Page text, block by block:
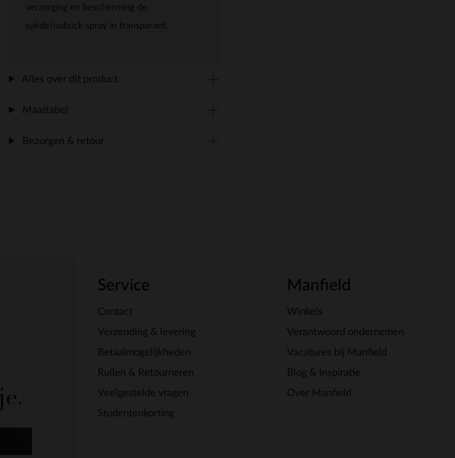
verzorging en bescherming de
suède/nubuck spray in transparant.
Alles over dit product
Maattabel
Bezorgen & retour
Service
Contact
Verzending & levering
Betaalmogelijkheden
Ruilen & Retourneren
Veelgestelde vragen
Studentenkorting
Manfield
Winkels
Verantwoord ondernemen
Vacatures bij Manfield
Blog & Inspiratie
Over Manfield